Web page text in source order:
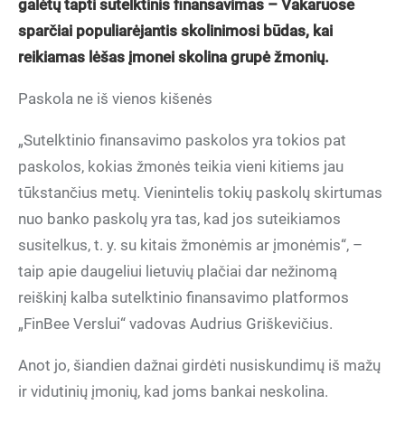
galėtų tapti sutelktinis finansavimas – Vakaruose
sparčiai populiarėjantis skolinimosi būdas, kai
reikiamas lėšas įmonei skolina grupė žmonių.
Paskola ne iš vienos kišenės
„Sutelktinio finansavimo paskolos yra tokios pat
paskolos, kokias žmonės teikia vieni kitiems jau
tūkstančius metų. Vienintelis tokių paskolų skirtumas
nuo banko paskolų yra tas, kad jos suteikiamos
susitelkus, t. y. su kitais žmonėmis ar įmonėmis“, –
taip apie daugeliui lietuvių plačiai dar nežinomą
reiškinį kalba sutelktinio finansavimo platformos
„FinBee Verslui“ vadovas Audrius Griškevičius.
Anot jo, šiandien dažnai girdėti nusiskundimų iš mažų
ir vidutinių įmonių, kad joms bankai neskolina.